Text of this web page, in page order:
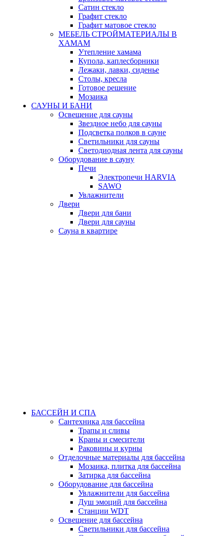
Сатин стекло
Графит стекло
Графит матовое стекло
МЕБЕЛЬ СТРОЙМАТЕРИАЛЫ В
ХАМАМ
Утепление хамама
Купола, каплесборники
Лежаки, лавки, сиденье
Столы, кресла
Готовое решение
Мозаика
САУНЫ И БАНИ
Освещение для сауны
Звездное небо для сауны
Подсветка полков в сауне
Светильники для сауны
Светодиодная лента для сауны
Оборудование в сауну
Печи
Электропечи HARVIA
SAWO
Увлажнители
Двери
Двери для бани
Двери для сауны
Сауна в квартире
БАССЕЙН И СПА
Сантехника для бассейна
Трапы и сливы
Краны и смесители
Раковины и курны
Отделочные материалы для бассейна
Мозаика, плитка для бассейна
Затирка для бассейна
Оборудование для бассейна
Увлажнители для бассейна
Душ эмоций для бассейна
Станции WDT
Освещение для бассейна
Светильники для бассейна